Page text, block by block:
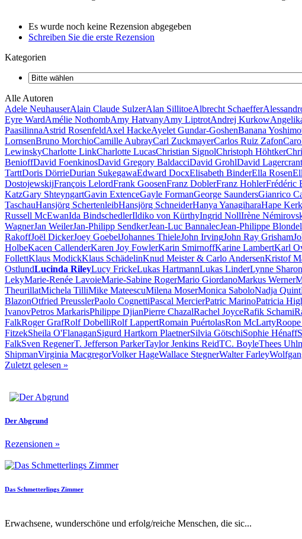
Es wurde noch keine Rezension abgegeben
Schreiben Sie die erste Rezension
Kategorien
Alle Autoren
Adele NeuhauserAlain Claude SulzerAlan SillitoeAlbrecht Schaeffer
Eyre WardAmélie NothombAmy HatvanyAmy LiptrotAndrej Kurkow
PaasilinnaAstrid RosenfeldAxel HackeAyelet Gundar-GoshenBanana
LornsenBruno MorchioCamille AubrayCarl ZuckmayerCarlos Ruiz Zafon
LewinskyCharlotte LinkCharlotte LucasChristian SignolChristoph Höhtker
BenioffDavid FoenkinosDavid Gregory BaldacciDavid GrohlDavid
TarttDoris DörrieDurian SukegawaEdward DocxElisabeth BinderElla Rosen
DostojewskijFrançois LelordFrank GoosenFranz DoblerFranz HohlerFrédéric
KatzGary ShteyngartGavin ExtenceGayle FormanGeorge SaundersGianrico
TaschauHansjörg SchertenleibHansjörg SchneiderHanya YanagiharaHape
Russell McEwanIda BindschedlerIldiko von KürthyIngrid NollIrène
WagnerJan WeilerJan-Philipp SendkerJean-Luc BannalecJean-Philippe Blondel
RakoffJoël DickerJoey GoebelJohannes ThieleJohn IrvingJohn Ray Grisham
HolbeKacen CallenderKaren Joy FowlerKarin SmirnoffKarine LambertKarl
FollettKlaus ModickKlaus SchädelinKnud Meister & Carlo AndersenKristof
OstlundLucinda RileyLucy FrickeLukas HartmannLukas LinderLynne
LekyMarie-Renée LavoieMarie-Sabine RogerMario GiordanoMarkus Werner
TheurillatMichela TilliMike MateescuMilena MoserMonica SaboloNadja Quint
BlazonOtfried PreusslerPaolo CognettiPascal MercierPatric MarinoPatricia
IvanovPetros MarkarisPhilippe DjianPierre ChazalRachel JoyceRafik Schami
FalkRoger GrafRolf DobelliRolf LappertRomain PuértolasRon McLarty
FitzekSheila O'FlanaganSigurd Hartkorn PlaetnerSilvia GötschiSophie Hénaff
FalkSven RegenerT. Jefferson ParkerTaylor Jenkins ReidTC. BoyleThees
ShipmanVirginia MacgregorVolker HageWallace StegnerWalter Farley
Zuletzt gelesen »
Der Abgrund
Rezensionen »
Das Schmetterlings Zimmer
Erwachsene, wunderschöne und erfolg/reiche Menschen, die sic...